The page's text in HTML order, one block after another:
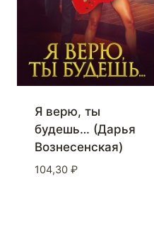
Я верю, ты
будешь… (Дарья
Вознесенская)
104,30 ₽